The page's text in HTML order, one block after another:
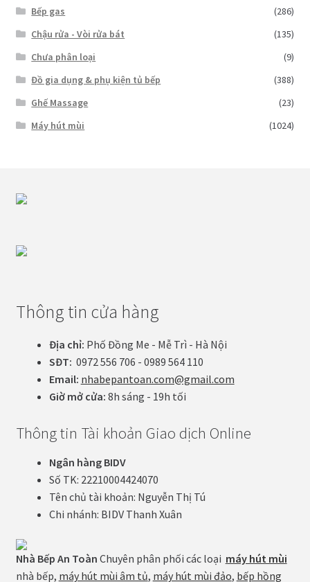
Bếp gas
(286)
Chậu rửa - Vòi rửa bát
(135)
Chưa phân loại
(9)
Đồ gia dụng & phụ kiện tủ bếp
(388)
Ghế Massage
(23)
Máy hút mùi
(1024)
Thông tin cửa hàng
Địa chỉ: Phố Đồng Me - Mễ Trì - Hà Nội
SĐT: 0972 556 706 - 0989 564 110
Email: nhabepantoan.com@gmail.com
Giờ mở cửa: 8h sáng - 19h tối
Thông tin Tài khoản Giao dịch Online
Ngân hàng BIDV
Số TK: 22210004424070
Tên chủ tài khoản: Nguyễn Thị Tú
Chi nhánh: BIDV Thanh Xuân
Nhà Bếp An Toàn Chuyên phân phối các loại máy hút mùi
nhà bếp, máy hút mùi âm tủ, máy hút mùi đảo, bếp hồng